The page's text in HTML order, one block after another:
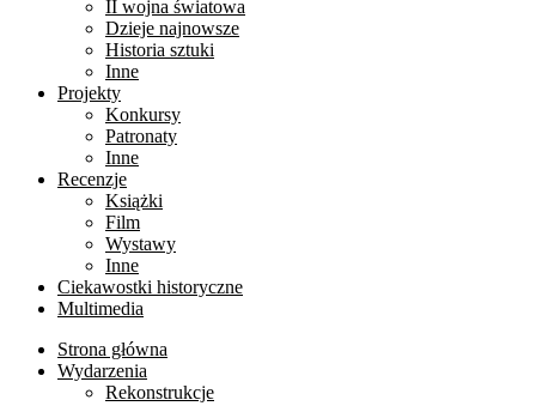
II wojna światowa
Dzieje najnowsze
Historia sztuki
Inne
Projekty
Konkursy
Patronaty
Inne
Recenzje
Książki
Film
Wystawy
Inne
Ciekawostki historyczne
Multimedia
Strona główna
Wydarzenia
Rekonstrukcje